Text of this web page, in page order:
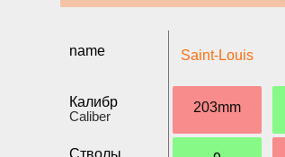
name
Калибр
Caliber
Стволы
Saint-Louis
203mm